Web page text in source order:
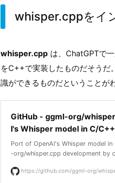
whisper.cppをイ
whisper.cpp は、ChatGPTで
をC++で実装したものだそう
識ができるものだということが
GitHub - ggml-org/
I's Whisper model in C/C++
Port of OpenAI's Whisper model
-org/whisper.cpp development by
https://github.com/ggml-org/